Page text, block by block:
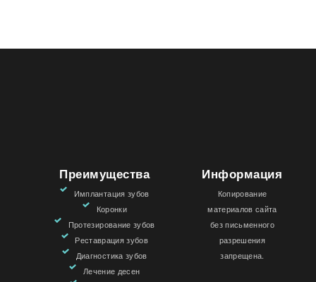
Преимущества
Имплантация зубов
Коронки
Протезирование зубов
Реставрация зубов
Диагностика зубов
Лечение десен
Информация
Копирование
материалов сайта
без письменного
разрешения
запрещена.